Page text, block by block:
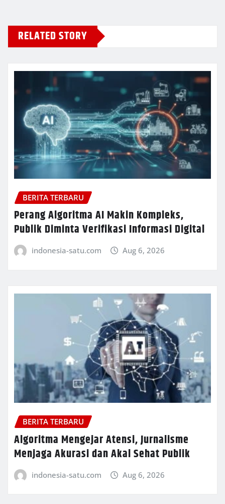
RELATED STORY
BERITA TERBARU
Perang Algoritma AI Makin Kompleks,
Publik Diminta Verifikasi Informasi Digital
indonesia-satu.com Aug 6, 2026
BERITA TERBARU
Algoritma Mengejar Atensi, Jurnalisme
Menjaga Akurasi dan Akal Sehat Publik
indonesia-satu.com Aug 6, 2026